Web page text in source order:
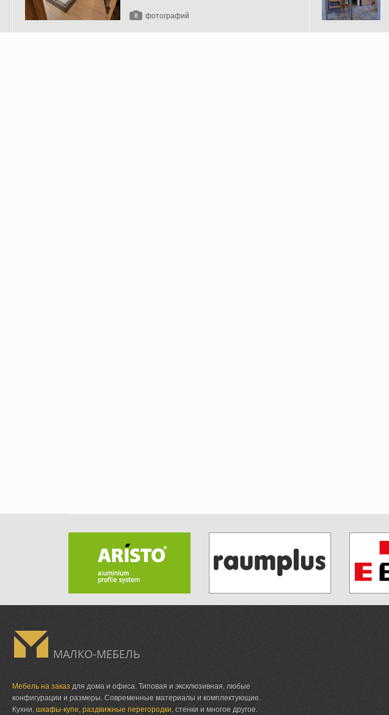
8 фотографий
МАЛКО-МЕБЕЛЬ
Мебель на заказ для дома и офиса. Типовая и эксклюзивная, любые
конфигурации и размеры. Современные материалы и комплектующие.
Кухни,шкафы-купе,раздвижные перегородки, стенки и многое другое.